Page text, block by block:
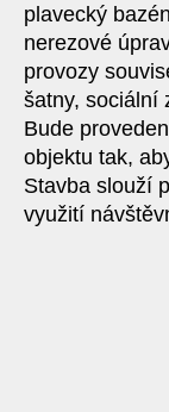
plavecký
nerezové
provozy
šatny, sociální
Bude
objektu tak,
Stavba slouží
využití